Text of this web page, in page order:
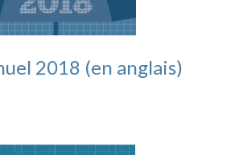
2018 (en anglais)